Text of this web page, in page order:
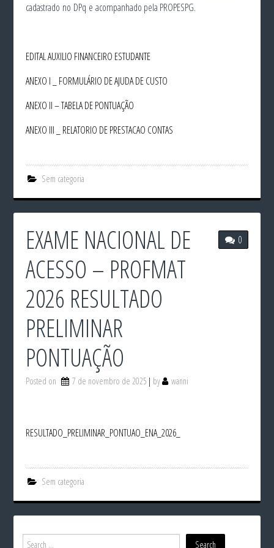
cadastrado no DPq eacompanhado pela PROPESPG.
EDITAL AUXILIO FINANCEIRO ESTUDANTE
ANEXO I _ FORMULÁRIO DE AJUDA DE CUSTO
ANEXO II – TABELA DE PONTUAÇÃO
ANEXO III _ RELATORIO DE PRESTACAO CONTAS
Sem categoria
0
EXAME NACIONAL DE
ACESSO – PROFMAT
2026 RESULTADO
PRELIMINAR
PONTUAÇÃO
Posted on 7 de novembro de 2025 by wanni
RESULTADO_PRELIMINAR_PONTUAO_ENA_2026_
Sem categoria